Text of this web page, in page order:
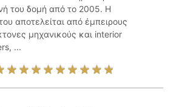
του δομή από το 2005. Η
αποτελείται από έμπειρους
μηχανικούς και interior
...